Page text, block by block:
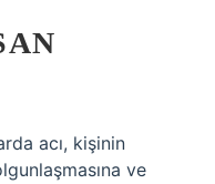
acı, kişinin
ve